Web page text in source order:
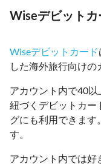
Wiseデビットカ
Wiseデビットカード
した海外旅行向けの
アカウント内で40
紐づくデビットカー
グにも利用できま
す。
アカウント内では